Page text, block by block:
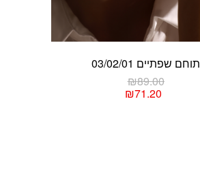
תוחם שפתיים 03/02/01
₪89.00
₪71.20